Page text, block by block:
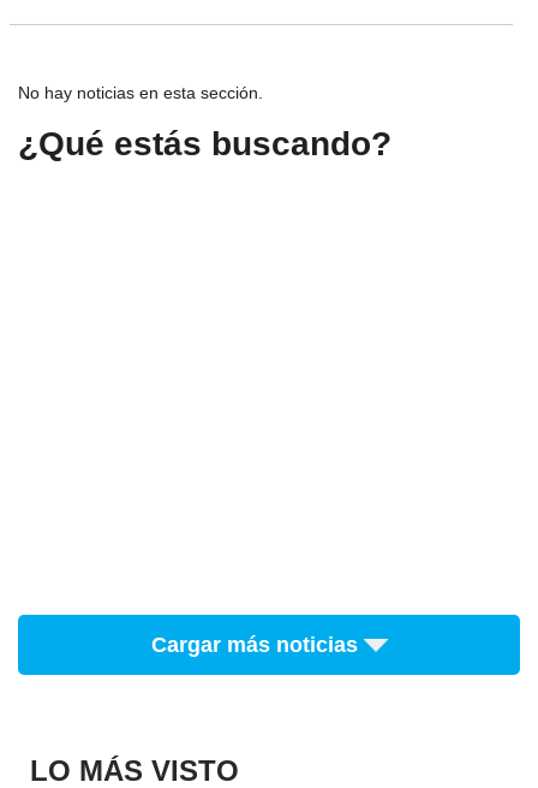
No hay noticias en esta sección.
¿Qué estás buscando?
Cargar más noticias
LO MÁS VISTO